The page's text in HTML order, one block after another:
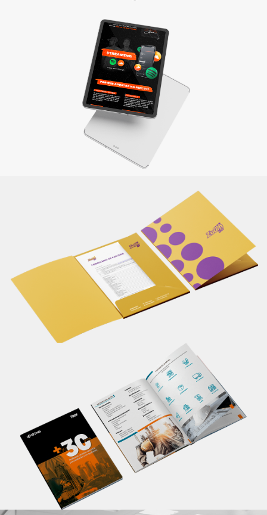
Materiais de apresentação e Mídia kit
Divulgue sua empresa com um material completo e
elaborado de maneira criativa, reforçando sua identidade e
a qualidade dos produtos/serviços oferecidos.
Não basta ser bom. Precisa mostrar que é! Elaboramos o
seu material de apresentação.
Apresente informações completas sobre seu
produto/serviço em um único lugar, de maneira
profissional. Um material personalizado impacta em
melhores resultados.
Saiba mais